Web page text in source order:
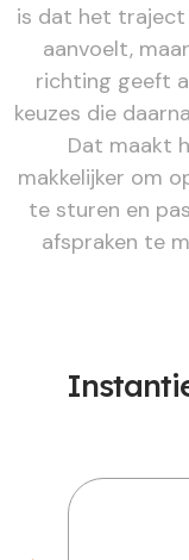
is dat het traject
aanvoelt,
richting geeft
keuzes die
Dat maakt
makkelijker om
te sturen en
afspraken te